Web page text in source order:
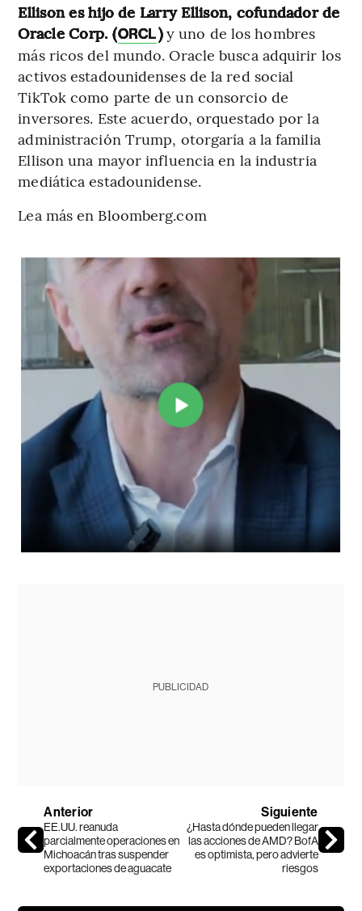
Ellison es hijo de Larry Ellison, cofundador de
Oracle Corp. (ORCL)y uno de los hombres
más ricos del mundo. Oracle busca adquirir los
activos estadounidenses de la red social
TikTok como parte de un consorcio de
inversores. Este acuerdo, orquestado por la
administración Trump, otorgaría a la familia
Ellison una mayor influencia en la industria
mediática estadounidense.
Lea más en Bloomberg.com
PUBLICIDAD
Anterior
EE.UU. reanuda
parcialmente operaciones en
Michoacán tras suspender
exportaciones de aguacate
Siguiente
¿Hasta dónde pueden llegar
las acciones de AMD? BofA
es optimista, pero advierte
riesgos